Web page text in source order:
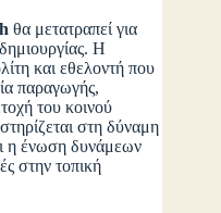
θα μετατραπεί για
Η
και εθελοντή που
παραγωγής,
του κοινού
στη δύναμη
η ένωση δυνάμεων
στην τοπική